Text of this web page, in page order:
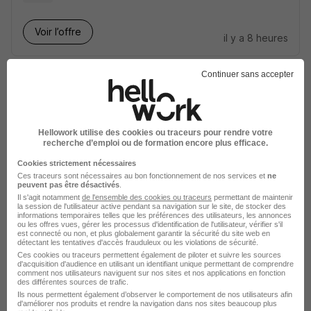
Voir l’offre
il y a 8 heures
Serveur Polyvalent en Restauration
Rapide H/F
Alternancia Le Havre
Le Havre - 76 Alternance
504 - 1 867 € / mois
1 an
Voir l’offre
il y a 8 heures
Continuer sans accepter
Hellowork utilise des cookies ou traceurs pour rendre votre
recherche d’emploi ou de formation encore plus efficace.
Cookies strictement nécessaires
Ces traceurs sont nécessaires au bon fonctionnement de nos services et ne
peuvent pas être désactivés
Il s'agit notamment de l'ensemble des cookies ou traceurs permettant de maintenir
la session de l'utilisateur active pendant sa navigation sur le site, de stocker des
informations temporaires telles que les préférences des utilisateurs, les annonces
ou les offres vues, gérer les processus d'identification de l'utilisateur, vérifier s'il
est connecté ou non, et plus globalement garantir la sécurité du site web en
détectant les tentatives d'accès frauduleux ou les violations de sécurité.
Ces cookies ou traceurs permettent également de piloter et suivre les sources
d'acquisition d'audience en utilisant un identifiant unique permettant de comprendre
comment nos utilisateurs naviguent sur nos sites et nos applications en fonction
des différentes sources de trafic.
Ils nous permettent également d’observer le comportement de nos utilisateurs afin
d'améliorer nos produits et rendre la navigation dans nos sites beaucoup plus